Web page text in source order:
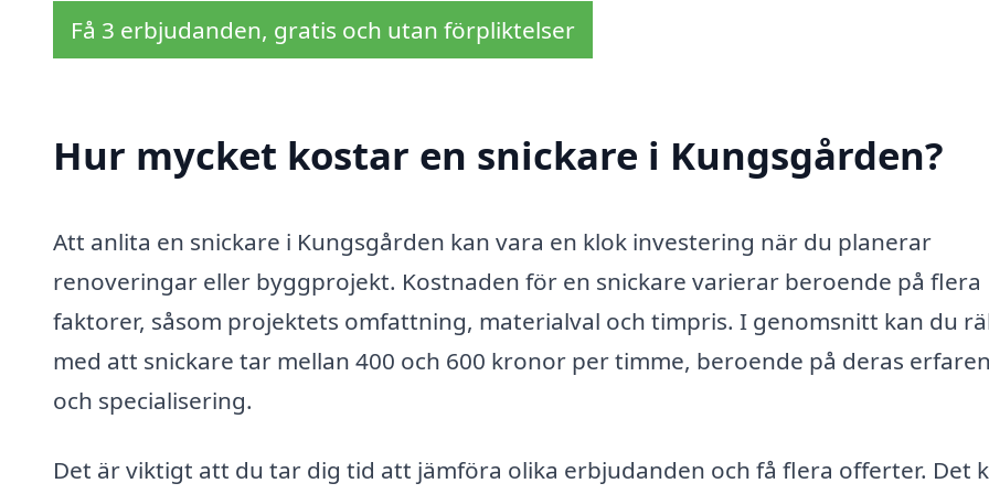
Få 3 erbjudanden, gratis och utan förpliktelser
Hur mycket kostar en snickare i Kungsgården?
Att anlita en snickare i Kungsgården kan vara en klok investering när du planerar
renoveringar eller byggprojekt. Kostnaden för en snickare varierar beroende på flera
faktorer, såsom projektets omfattning, materialval och timpris. I genomsnitt kan du
med att snickare tar mellan 400 och 600 kronor per timme, beroende på deras
och specialisering.
Det är viktigt att du tar dig tid att jämföra olika erbjudanden och få flera offerter. Det